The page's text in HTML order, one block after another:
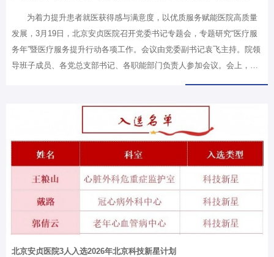
为着力提升患者就医获得感与满意度，以优质服务赋能医院高质量
发展，3月19日，北京安贞医院召开党委书记专题会，专题研究“医疗服
务年”暨医疗服务提升行动各项工作。会议由党委副书记袁飞主持。院领
导班子成员、各党总支部书记、各职能部门负责人参加会议。会上，党
部门分别就“接诉即办”群众诉求分析、医疗护理质量改进、后勤服务保
障优化等方面存在的问题进行了深入剖析，并汇报了初步的对策建议。
各位院领导结合分管工作展开深入研讨，聚焦优化诊疗流程、改善就医
环境、提升服务效率、强化人文关怀等关键环节，旨在通过精细化管理
和创新服务模式，切实解决群众在看病就医过程中的急难愁盼问题。党
北京安贞医院3人入选2026年北京科技新星计划